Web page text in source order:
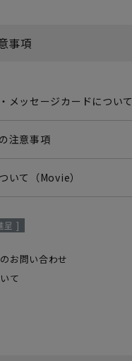
事項
メッセージカードについて
注意事項
いて（Movie）
呈 ]
お問い合わせ
て